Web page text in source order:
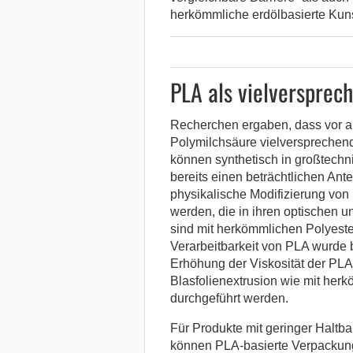
herkömmliche erdölbasierte
PLA als
Recherchen ergaben, dass vor
Polymilchsäure
können synthetisch in
bereits einen beträchtlichen
physikalische Modifizierung
werden, die in ihren optischen
sind mit herkömmlichen
Verarbeitbarkeit von PLA
Erhöhung der Viskosität der
Blasfolienextrusion wie mit
durchgeführt werden.
Für Produkte mit geringer
können PLA-basierte